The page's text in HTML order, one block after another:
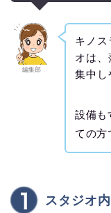
編集部
キノ
オは、
集中し
設備も
ての方
スタジオ